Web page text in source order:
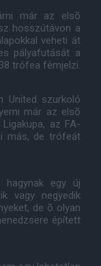
már az elsõ
hosszútávon a
veheti át
pályafutását a
trófea fémjelzi.
United szurkoló
már az elsõ
az FA-
más, de trófeát
hagynak egy új
vagy negyedik
de õ olyan
épített